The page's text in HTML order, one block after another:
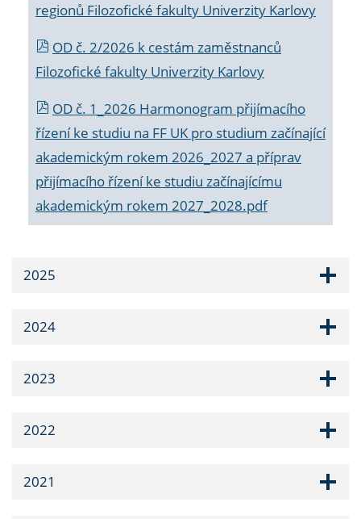
regionů Filozofické fakulty Univerzity Karlovy
OD č. 2/2026 k cestám zaměstnanců
Filozofické fakulty Univerzity Karlovy
OD č. 1_2026 Harmonogram přijímacího
řízení ke studiu na FF UK pro studium začínající
akademickým rokem 2026_2027 a příprav
přijímacího řízení ke studiu začínajícímu
akademickým rokem 2027_2028.pdf
2025
2024
2023
2022
2021